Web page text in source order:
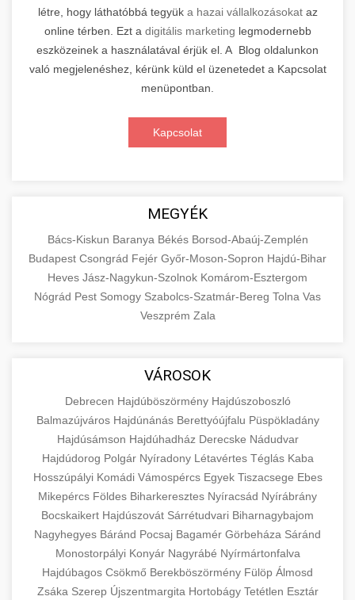
létre, hogy láthatóbbá tegyük a hazai vállalkozásokataz
online térben. Ezt a digitális marketing legmodernebb
eszközeinek a használatával érjük el. A Blog oldalunkon
való megjelenéshez, kérünk küld el üzenetedet a Kapcsolat
menüpontban.
Kapcsolat
MEGYÉK
Bács-Kiskun Baranya Békés Borsod-Abaúj-Zemplén
Budapest Csongrád Fejér Győr-Moson-Sopron Hajdú-Bihar
Heves Jász-Nagykun-Szolnok Komárom-Esztergom
Nógrád Pest Somogy Szabolcs-Szatmár-Bereg Tolna Vas
Veszprém Zala
VÁROSOK
Debrecen Hajdúböszörmény Hajdúszoboszló
Balmazújváros Hajdúnánás Berettyóújfalu Püspökladány
Hajdúsámson Hajdúhadház Derecske Nádudvar
Hajdúdorog Polgár Nyíradony Létavértes Téglás Kaba
Hosszúpályi Komádi Vámospércs Egyek Tiszacsege Ebes
Mikepércs Földes Biharkeresztes Nyíracsád Nyírábrány
Bocskaikert Hajdúszovát Sárrétudvari Biharnagybajom
Nagyhegyes Báránd Pocsaj Bagamér Görbeháza Sáránd
Monostorpályi Konyár Nagyrábé Nyírmártonfalva
Hajdúbagos Csökmő Berekböszörmény Fülöp Álmosd
Zsáka Szerep Újszentmargita Hortobágy Tetétlen Esztár